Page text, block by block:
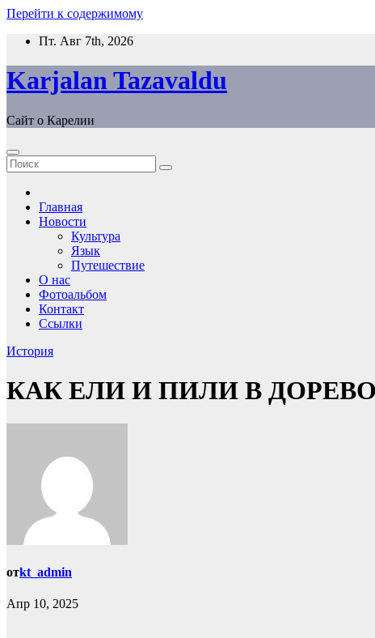
Перейти к содержимому
Пт. Авг 7th, 2026
Karjalan Tazavaldu
Сайт о Карелии
Главная
Новости
Культура
Язык
Путешествие
О нас
Фотоальбом
Контакт
Ссылки
История
КАК ЕЛИ И ПИЛИ В
отkt_admin
Апр 10, 2025